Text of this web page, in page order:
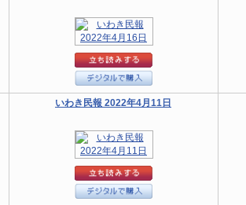
いわき民報 2022年4月11日